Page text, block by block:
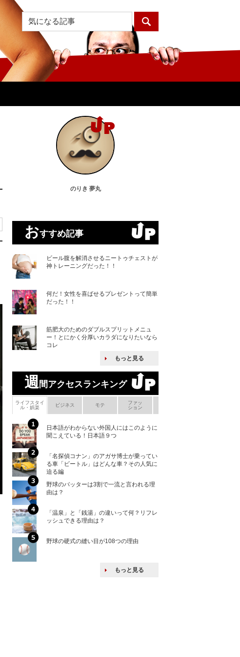
のりき 夢丸
おすすめ記事
ビール腹を解消させるニートゥチェストが
神トレーニングだった！！
何だ！女性を喜ばせるプレゼントって簡単
だった！！
筋肥大のためのダブルスプリットメニュ
ー！とにかく分厚いカラダになりたいなら
コレ
もっと見る
週間アクセスランキング
ライフスタイ
ル・娯楽
ビジネス モテ
ファッ
ション
日本語がわからない外国人にはこのように
聞こえている！日本語９つ
「名探偵コナン」のアガサ博士が乗ってい
る車「ビートル」はどんな車？その人気に
迫る編
野球のバッターは3割で一流と言われる理
由は？
「温泉」と「銭湯」の違いって何？リフレ
ッシュできる理由は？
野球の硬式の縫い目が108つの理由
もっと見る